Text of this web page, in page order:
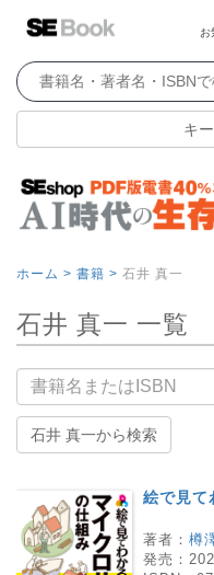
お
キ
ホーム > 書籍 > 石井 真一
石井 真一 一覧
書籍名
石井 真一から検索
絵で見て
著者： 樽
発売：